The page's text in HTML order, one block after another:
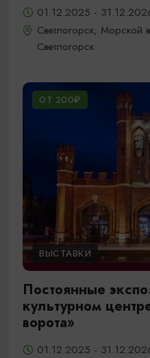
01.12.2025 -
Светлогорск, Морской
Светлогорск
ОТ 200₽
ВЫСТАВКИ
Постоянные
культурном
ворота»
01.12.2025 -